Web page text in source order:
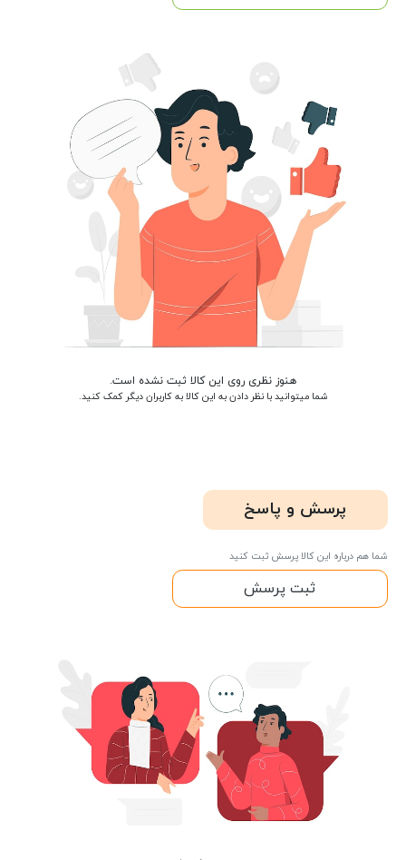
هنوز نظری روی این کالا ثبت نشده است.
شما میتوانید با نظر دادن به این کالا به کاربران دیگر کمک کنید.
پرسش و پاسخ
شما هم درباره این کالا پرسش ثبت کنید
ثبت پرسش